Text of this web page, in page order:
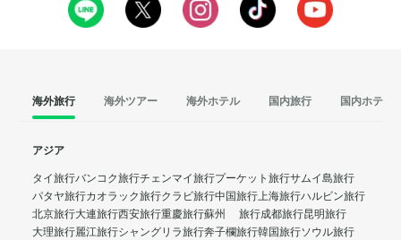
海外旅行 海外ツアー 海外ホテル 国内旅行 国内ホテル
アジア
タイ旅行バンコク旅行チェンマイ旅行プーケット旅行サムイ島旅行
パタヤ旅行カオラック旅行クラビ旅行中国旅行上海旅行ハルビン旅行
北京旅行大連旅行西安旅行重慶旅行蘇州 旅行成都旅行昆明旅行
大理旅行麗江旅行シャングリラ旅行奔子欄旅行韓国旅行ソウル旅行